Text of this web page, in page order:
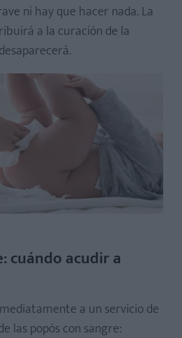
ni hay que hacer nada. La
a la curación de la
cuándo acudir a
a un servicio de
las popós con sangre: